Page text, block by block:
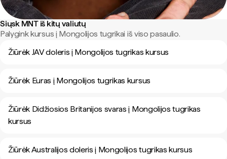
Siųsk MNT iš kitų valiutų
Palygink kursus į Mongolijos tugrikai iš viso pasaulio.
Žiūrėk JAV doleris į Mongolijos tugrikas kursus
Žiūrėk Euras į Mongolijos tugrikas kursus
Žiūrėk Didžiosios Britanijos svaras į Mongolijos tugrikas
kursus
Žiūrėk Australijos doleris į Mongolijos tugrikas kursus